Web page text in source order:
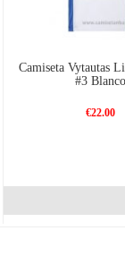
Camiseta Vytautas
#3 Blanco
€22.00